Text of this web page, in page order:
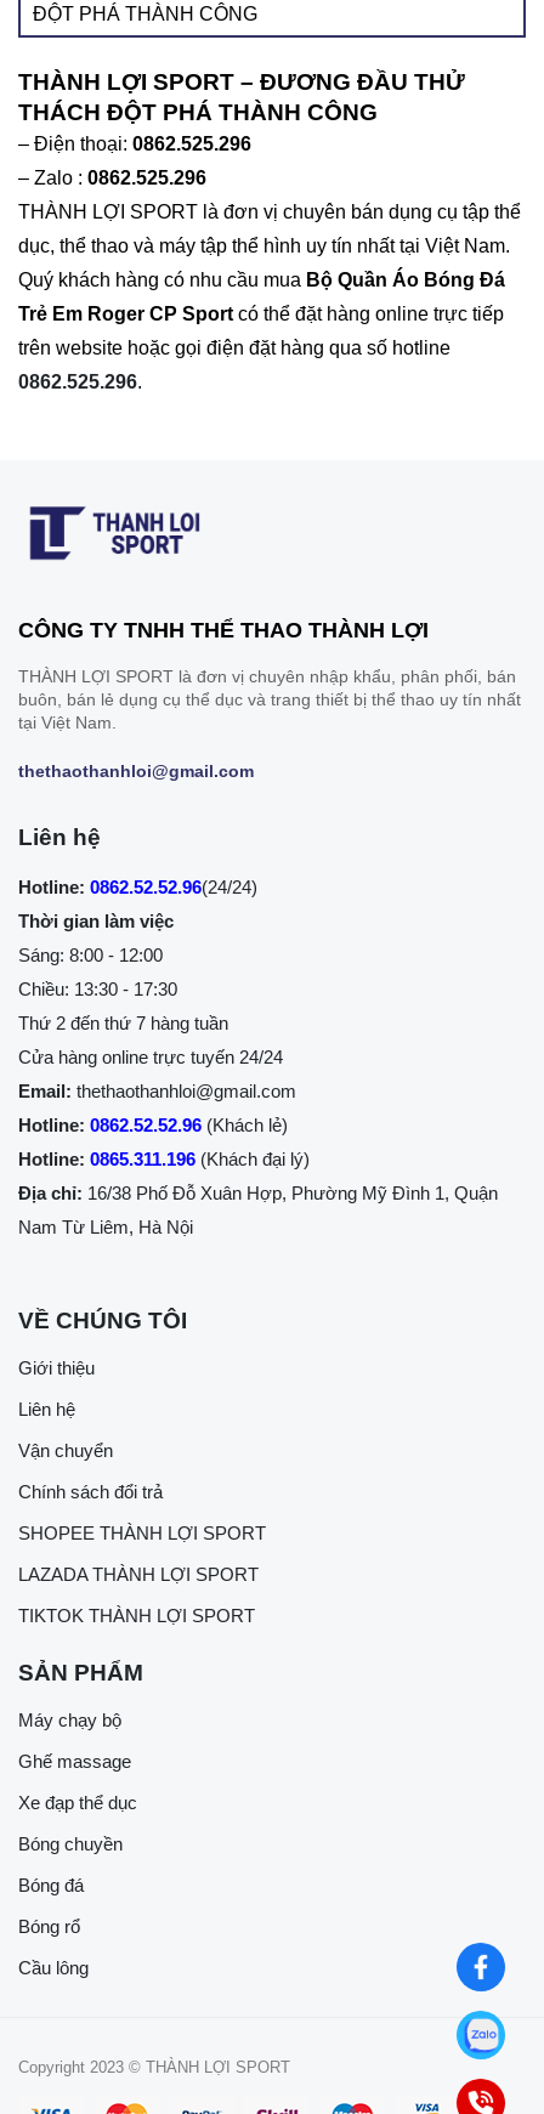
ĐỘT PHÁ THÀNH CÔNG
THÀNH LỢI SPORT – ĐƯƠNG ĐẦU THỬ
THÁCH ĐỘT PHÁ THÀNH CÔNG
– Điện thoại: 0862.525.296
– Zalo : 0862.525.296
THÀNH LỢI SPORT là đơn vị chuyên bán dụng cụ tập thể
dục, thể thao và máy tập thể hình uy tín nhất tại Việt Nam.
Quý khách hàng có nhu cầu mua Bộ Quần Áo Bóng Đá
Trẻ Em Roger CP Sport có thể đặt hàng online trực tiếp
trên website hoặc gọi điện đặt hàng qua số hotline
0862.525.296.
CÔNG TY TNHH THỂ THAO THÀNH LỢI
THÀNH LỢI SPORT là đơn vị chuyên nhập khẩu, phân phối, bán
buôn, bán lẻ dụng cụ thể dục và trang thiết bị thể thao uy tín nhất
tại Việt Nam.
thethaothanhloi@gmail.com
Liên hệ
Hotline: 0862.52.52.96(24/24)
Thời gian làm việc
Sáng: 8:00 - 12:00
Chiều: 13:30 - 17:30
Thứ 2 đến thứ 7 hàng tuần
Cửa hàng online trực tuyến 24/24
Email: thethaothanhloi@gmail.com
Hotline: 0862.52.52.96 (Khách lẻ)
Hotline: 0865.311.196 (Khách đại lý)
Địa chỉ: 16/38 Phố Đỗ Xuân Hợp, Phường Mỹ Đình 1, Quận
Nam Từ Liêm, Hà Nội
VỀ CHÚNG TÔI
Giới thiệu
Liên hệ
Vận chuyển
Chính sách đổi trả
SHOPEE THÀNH LỢI SPORT
LAZADA THÀNH LỢI SPORT
TIKTOK THÀNH LỢI SPORT
SẢN PHẨM
Máy chạy bộ
Ghế massage
Xe đạp thể dục
Bóng chuyền
Bóng đá
Bóng rổ
Cầu lông
Copyright 2023 © THÀNH LỢI SPORT